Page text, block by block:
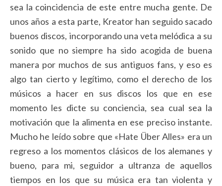
sea la coincidencia de este entre mucha gente. De
unos años a esta parte, Kreator han seguido sacado
buenos discos, incorporando una veta melódica a su
sonido que no siempre ha sido acogida de buena
manera por muchos de sus antiguos fans, y eso es
algo tan cierto y legítimo, como el derecho de los
músicos a hacer en sus discos los que en ese
momento les dicte su conciencia, sea cual sea la
motivación que la alimenta en ese preciso instante.
Mucho he leído sobre que «Hate Über Alles» era un
regreso a los momentos clásicos de los alemanes y
bueno, para mi, seguidor a ultranza de aquellos
tiempos en los que su música era tan violenta y